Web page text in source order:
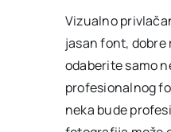
Vizualno
jasan font, dobre
odaberite samo
profesionalnog
neka bude